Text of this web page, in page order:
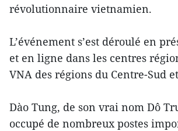
révolutionnaire vietnamien.
L’événement s’est déroulé en
et en ligne dans les centres
VNA des régions du Centre-Sud
Dào Tung, de son vrai nom Dô
occupé de nombreux postes